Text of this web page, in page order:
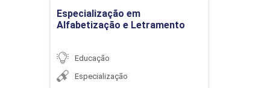
Autista (TEA)
Especialização em
Alfabetização e Letramento
Educação
Especialização